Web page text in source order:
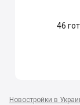
46
Новостройки в